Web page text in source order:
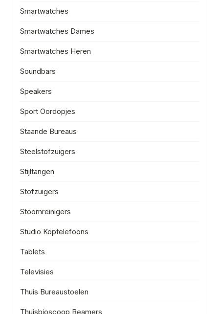
Smartwatches
Smartwatches Dames
Smartwatches Heren
Soundbars
Speakers
Sport Oordopjes
Staande Bureaus
Steelstofzuigers
Stijltangen
Stofzuigers
Stoomreinigers
Studio Koptelefoons
Tablets
Televisies
Thuis Bureaustoelen
Thuisbioscoop Beamers